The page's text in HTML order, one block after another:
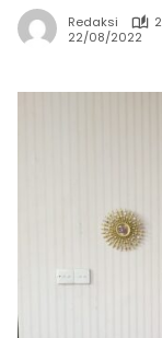
Redaksi
22/08/2022